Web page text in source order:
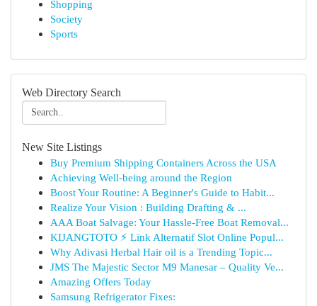
Shopping
Society
Sports
Web Directory Search
New Site Listings
Buy Premium Shipping Containers Across the USA
Achieving Well-being around the Region
Boost Your Routine: A Beginner's Guide to Habit...
Realize Your Vision : Building Drafting & ...
AAA Boat Salvage: Your Hassle-Free Boat Removal...
KIJANGTOTO ⚡ Link Alternatif Slot Online Popul...
Why Adivasi Herbal Hair oil is a Trending Topic...
JMS The Majestic Sector M9 Manesar – Quality Ve...
Amazing Offers Today
Samsung Refrigerator Fixes: